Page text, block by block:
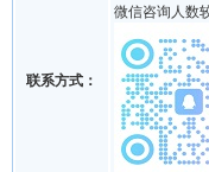
联系方式：
微信咨询人数